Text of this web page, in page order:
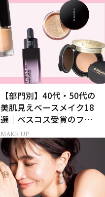
【部門別】40代・50代の
美肌見えベースメイク18
選｜ベスコス受賞のファ
ンデ・下地・パウダー
MAKE UP